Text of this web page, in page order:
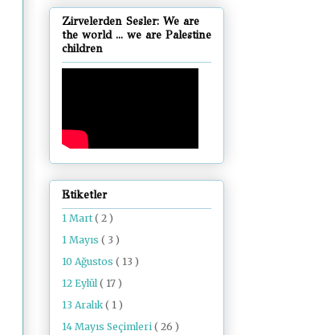
Zirvelerden Sesler: We are
the world ... we are Palestine
children
Etiketler
1 Mart ( 2 )
1 Mayıs ( 3 )
10 Ağustos ( 13 )
12 Eylül ( 17 )
13 Aralık ( 1 )
14 Mayıs Seçimleri ( 26 )